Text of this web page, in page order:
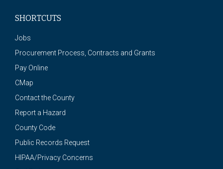
SHORTCUTS
Jobs
Procurement Process, Contracts and Grants
Pay Online
CMap
Contact the County
Report a Hazard
County Code
Public Records Request
HIPAA/Privacy Concerns